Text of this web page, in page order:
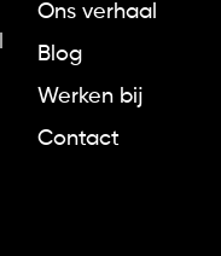
Ons verhaal
Blog
Werken bij
Contact